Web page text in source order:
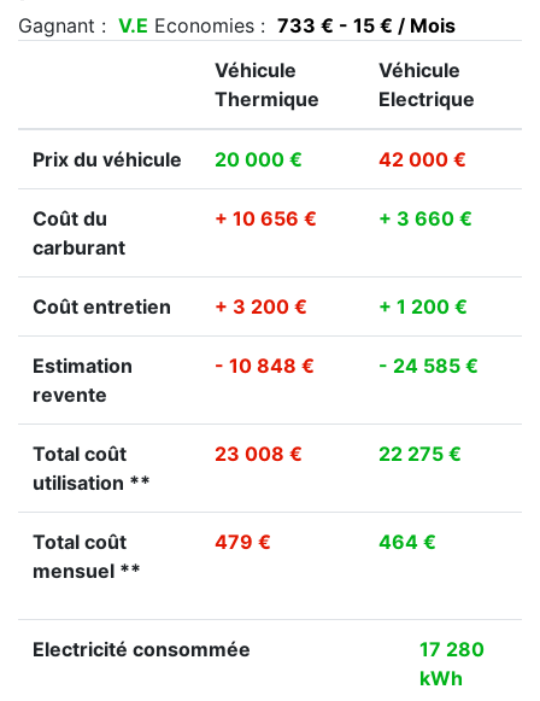
Gagnant : V.E Economies : 733 € - 15 € / Mois
Véhicule
Thermique
Véhicule
Electrique
Prix du véhicule 20 000 € 42 000 €
Coût du
carburant
+ 10 656 € + 3 660 €
Coût entretien + 3 200 € + 1 200 €
Estimation
revente
- 10 848 € - 24 585 €
Total coût
utilisation **
23 008 € 22 275 €
Total coût
mensuel **
479 € 464 €
Electricité consommée
17 280
kWh